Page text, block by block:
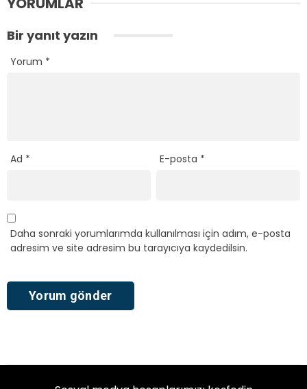
Bir yanıt yazın
Yorum *
Ad * E-posta *
Daha sonraki yorumlarımda kullanılması için adım, e-posta
adresim ve site adresim bu tarayıcıya kaydedilsin.